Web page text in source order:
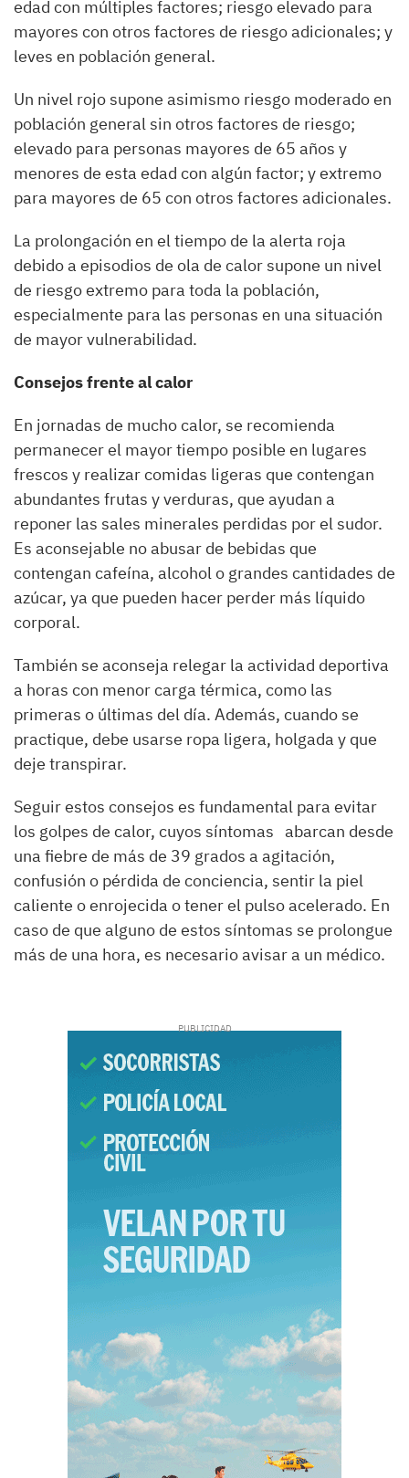
edad con múltiples factores; riesgo elevado para
mayores con otros factores de riesgo adicionales; y
leves en población general.
Un nivel rojo supone asimismo riesgo moderado en
población general sin otros factores de riesgo;
elevado para personas mayores de 65 años y
menores de esta edad con algún factor; y extremo
para mayores de 65 con otros factores adicionales.
La prolongación en el tiempo de la alerta roja
debido a episodios de ola de calor supone un nivel
de riesgo extremo para toda la población,
especialmente para las personas en una situación
de mayor vulnerabilidad.
Consejos frente al calor
En jornadas de mucho calor, se recomienda
permanecer el mayor tiempo posible en lugares
frescos y realizar comidas ligeras que contengan
abundantes frutas y verduras, que ayudan a
reponer las sales minerales perdidas por el sudor.
Es aconsejable no abusar de bebidas que
contengan cafeína, alcohol o grandes cantidades de
azúcar, ya que pueden hacer perder más líquido
corporal.
También se aconseja relegar la actividad deportiva
a horas con menor carga térmica, como las
primeras o últimas del día. Además, cuando se
practique, debe usarse ropa ligera, holgada y que
deje transpirar.
Seguir estos consejos es fundamental para evitar
los golpes de calor, cuyos síntomas abarcan desde
una fiebre de más de 39 grados a agitación,
confusión o pérdida de conciencia, sentir la piel
caliente o enrojecida o tener el pulso acelerado. En
caso de que alguno de estos síntomas se prolongue
más de una hora, es necesario avisar a un médico.